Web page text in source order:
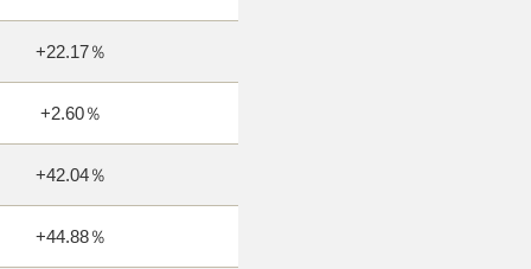
+22.17％
+2.60％
+42.04％
+44.88％